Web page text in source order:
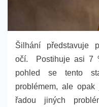
Šilhání představuje
očí. Postihuje asi 7
pohled se tento
problémem, ale
řadou jiných